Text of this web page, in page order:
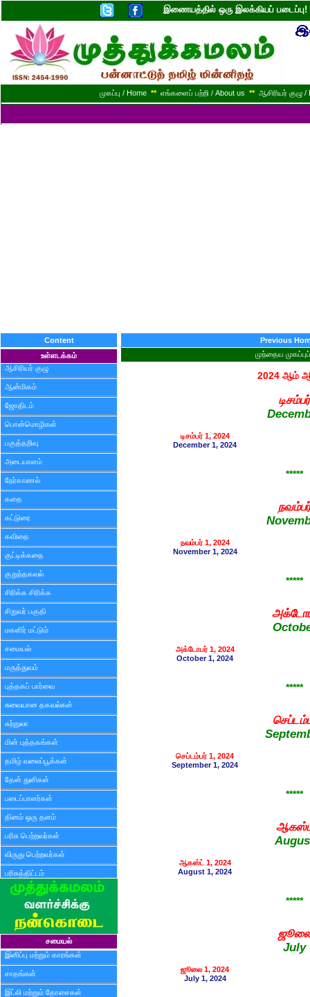
இணையத்தில் ஒரு இலக்கியப்
முகப்பு / Home ** எங்களைப் பற்றி / About us ** ஆசிரியர் குழு
Content
உள்ளடக்கம்
ஆசிரியர் குழு
ஆன்மிகம்
ஜோதிடம்
பொன்மொழிகள்
பகுத்தறிவு
அடையாளம்
நேர்காணல்
கதை
கட்டுரை
கவிதை
குட்டிக்கதை
குறுந்தகவல்
சிரிக்க சிரிக்க
சிறுவர் பகுதி
மகளிர் மட்டும்
சமையல்
மருத்துவம்
புத்தகப் பார்வை
சுவையான தகவல்கள்
சுற்றுலா
மின் புத்தகங்கள்
தமிழ் வலைப்பூக்கள்
தேன் துளிகள்
படைப்பாளர்கள்
தினம் ஒரு தளம்
பரிசு பெற்றவர்கள்
விருது பெற்றவர்கள்
பரிசுத்திட்டம்
சமையல்
இனிப்பு மற்றும் காரங்கள்
சாதங்கள்
இட்லி மற்றும் தோசைகள்
Previous
முந்தைய
2024 ஆம்
டிசம்பர்
டிசம்பர் 1, 2024
December 1, 2024
*****
நவம்பர்
நவம்பர் 1, 2024
November 1, 2024
*****
அக்டோபர் 1, 2024
October 1, 2024
*****
செப்டம்பர் 1, 2024
September 1, 2024
*****
ஆகஸ்ட் 1, 2024
August 1, 2024
*****
July
ஜூலை 1, 2024
July 1, 2024